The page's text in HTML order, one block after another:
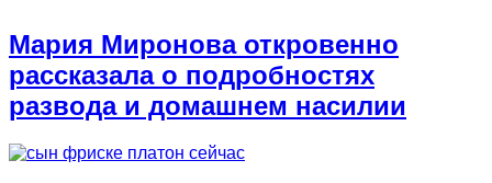
Мария Миронова откровенно
рассказала о подробностях
развода и домашнем насилии